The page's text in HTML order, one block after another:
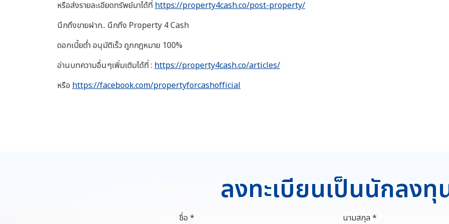
หรือส่งรายละเอียดทรัพย์มาได้ที่https://property4cash.co/post-property/
นึกถึงขายฝาก.. นึกถึง Property 4 Cash
ดอกเบี้ยต่ำ อนุมัติเร็ว ถูกกฎหมาย 100%
อ่านบทความอื่นๆเพิ่มเติมได้ที่ : https://property4cash.co/articles/
หรือ https://facebook.com/propertyforcashofficial
ลงทะเบียนเป็นนักลงทุ
ชื่อ * นามสกุล *